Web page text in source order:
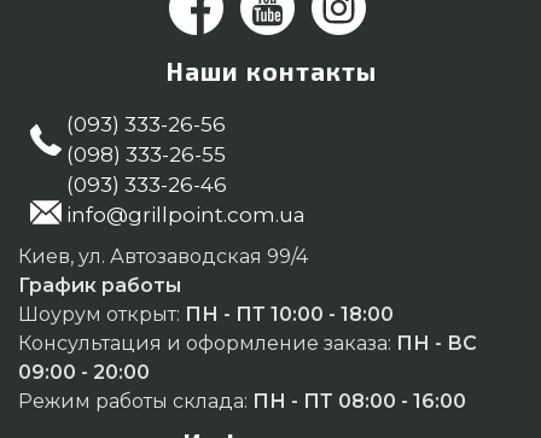
Наши контакты
(093) 333-26-56
(098) 333-26-55
(093) 333-26-46
info@grillpoint.com.ua
Киев, ул. Автозаводская 99/4
График работы
Шоурум открыт: ПН - ПТ 10:00 - 18:00
Консультация и оформление заказа: ПН - ВС
09:00 - 20:00
Режим работы склада: ПН - ПТ 08:00 - 16:00